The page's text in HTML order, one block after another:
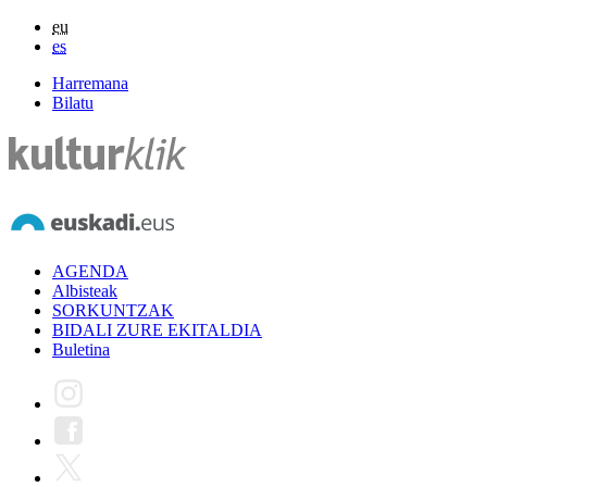
eu
es
Harremana
Bilatu
AGENDA
Albisteak
SORKUNTZAK
BIDALI ZURE EKITALDIA
Buletina